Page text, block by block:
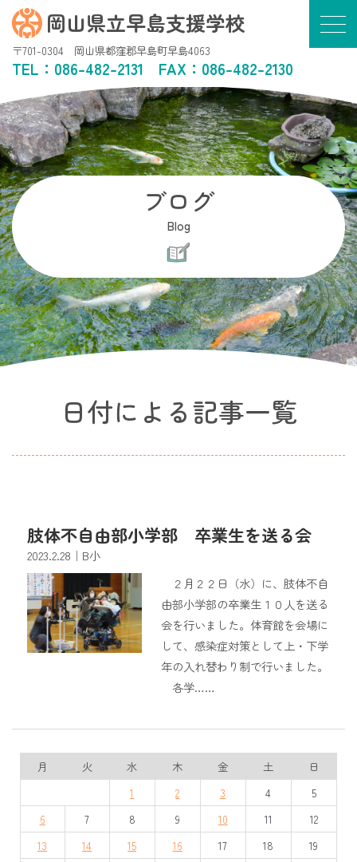
岡山県立早島支援学校
〒701-0304 岡山県都窪郡早島町早島4063
TEL： 086-482-2131 FAX：086-482-2130
ブログ
Blog
日付による記事一覧
肢体不自由部小学部 卒業生を送る会
2023.2.28 ｜B小
２月２２日（水）に、肢体不自
由部小学部の卒業生１０人を送る
会を行いました。体育館を会場に
して、感染症対策として上・下学
年の入れ替わり制で行いました。
各学……
月 火 水 木 金 土
日
1
2 3 4
5
6
7 8 9 10 11
12
13
14 15 16 17 18
19